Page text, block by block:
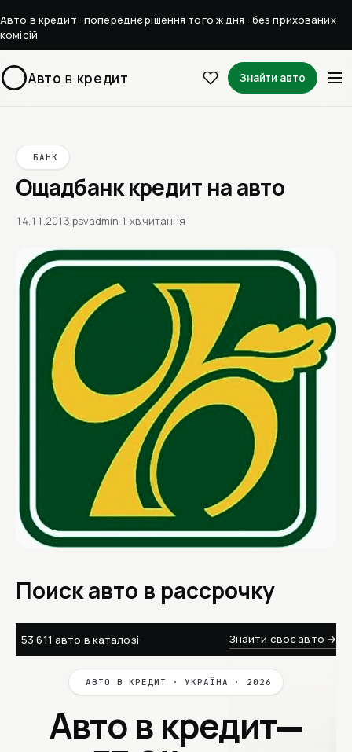
Авто в кредит · попереднє рішення того ж дня · без прихованих
комісій
Авто в кредит Знайти авто
БАНК
Ощадбанк кредит на авто
14.11.2013·psvadmin·1 хв читання
Поиск авто в рассрочку
53 611 авто в каталозі· Знайти своє авто →
АВТО В КРЕДИТ · УКРАЇНА · 2026
Авто в кредит—